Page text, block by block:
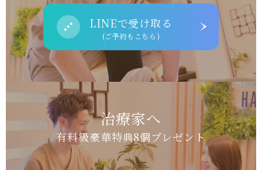
LINEで受け取る
(ご予約もこちら)
治療家へ
有料級豪華特典8個プレゼント